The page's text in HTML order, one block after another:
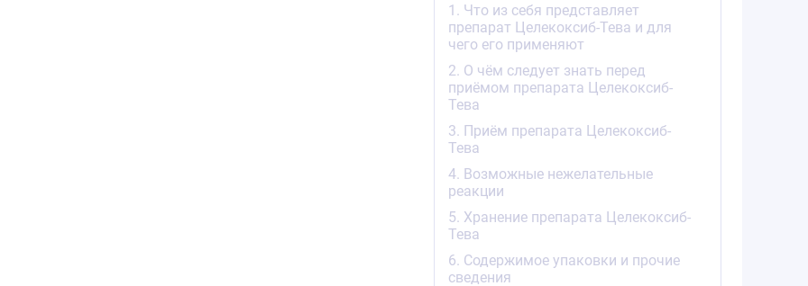
1. Что из себя представляет
препарат Целекоксиб-Тева и для
чего его применяют
2. О чём следует знать перед
приёмом препарата Целекоксиб-
Тева
3. Приём препарата Целекоксиб-
Тева
4. Возможные нежелательные
реакции
5. Хранение препарата Целекоксиб-
Тева
6. Содержимое упаковки и прочие
сведения